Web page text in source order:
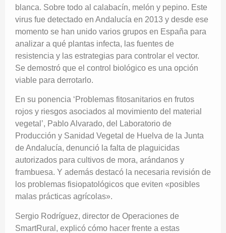
blanca. Sobre todo al calabacín, melón y pepino. Este
virus fue detectado en Andalucía en 2013 y desde ese
momento se han unido varios grupos en España para
analizar a qué plantas infecta, las fuentes de
resistencia y las estrategias para controlar el vector.
Se demostró que el control biológico es una opción
viable para derrotarlo.
En su ponencia ‘Problemas fitosanitarios en frutos
rojos y riesgos asociados al movimiento del material
vegetal’, Pablo Alvarado, del Laboratorio de
Producción y Sanidad Vegetal de Huelva de la Junta
de Andalucía, denunció la falta de plaguicidas
autorizados para cultivos de mora, arándanos y
frambuesa. Y además destacó la necesaria revisión de
los problemas fisiopatológicos que eviten «posibles
malas prácticas agrícolas».
Sergio Rodríguez, director de Operaciones de
SmartRural, explicó cómo hacer frente a estas